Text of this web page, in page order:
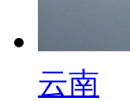
云南